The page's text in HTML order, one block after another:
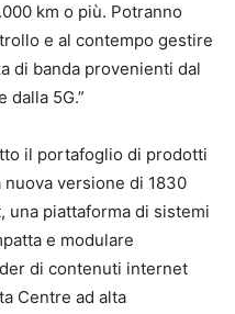
km o più. Potranno
e al contempo gestire
di banda provenienti dal
dalla 5G.”
il portafoglio di prodotti
versione di 1830
una piattaforma di sistemi
e modulare
di contenuti internet
Centre ad alta